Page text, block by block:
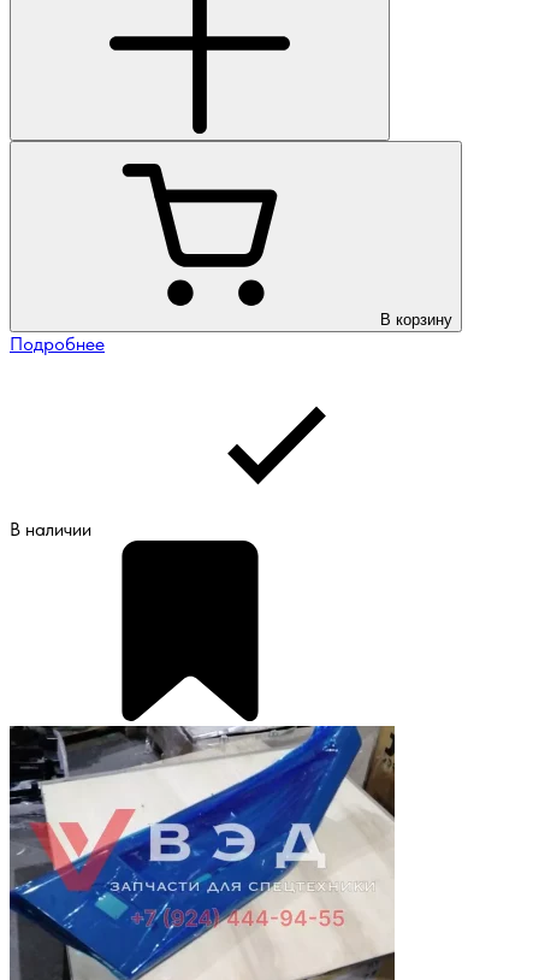
В корзину
Подробнее
В наличии